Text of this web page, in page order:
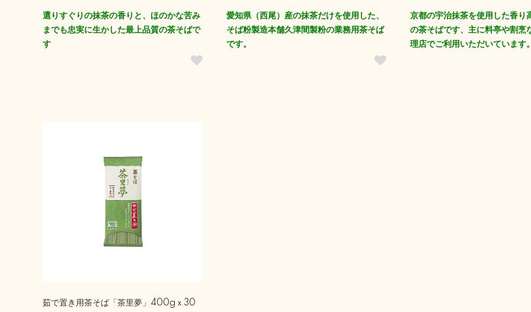
選りすぐりの抹茶の香りと、ほのかな苦み
までも忠実に生かした最上品質の茶そばで
す
愛知県（西尾）産の抹茶だけを使用した、
そば粉製造本舗久津間製粉の業務用茶そば
です。
京都の宇治抹茶を使用した香り
の茶そばです、主に料亭や割烹
理店でご利用いただいています。
茹で置き用茶そば「茶里夢」400gｘ30